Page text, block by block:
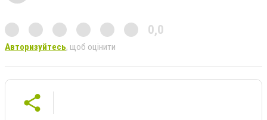
0,0
Авторизуйтесь, щоб оцінити